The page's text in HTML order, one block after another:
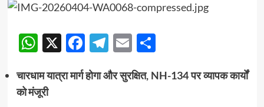
WhatsApp
X Facebook
Telegram
EmailShare
चारधाम यात्रा मार्ग होगा और सुरक्षित, NH-134 पर व्यापक कार्यों
को मंजूरी